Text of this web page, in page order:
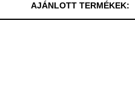
AJÁNLOTT TERMÉKEK: